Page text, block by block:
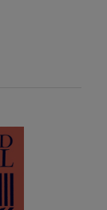
dans
politique
à
dans
[…]